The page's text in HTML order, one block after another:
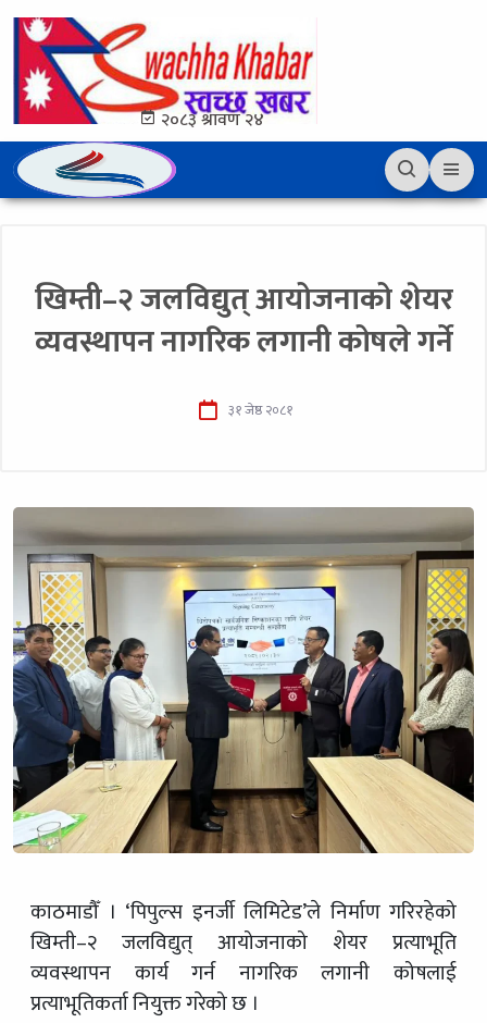
२०८३ श्रावण २४
खिम्ती–२ जलविद्युत् आयोजनाको शेयर
व्यवस्थापन नागरिक लगानी कोषले गर्ने
३१ जेष्ठ २०८१
काठमाडौँ । ‘पिपुल्स इनर्जी लिमिटेड’ले निर्माण गरिरहेको
खिम्ती–२ जलविद्युत् आयोजनाको शेयर प्रत्याभूति
व्यवस्थापन कार्य गर्न नागरिक लगानी कोषलाई
प्रत्याभूतिकर्ता नियुक्त गरेको छ ।